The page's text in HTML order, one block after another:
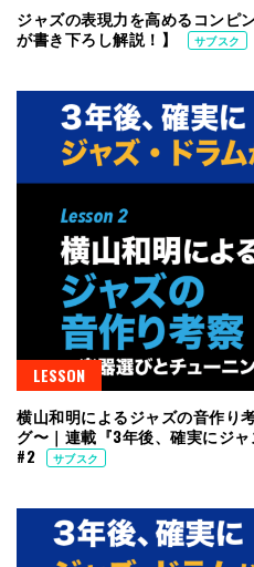
ジャズの表現力を高めるコンピ
が書き下ろし解説！】
サブスク
LESSON
横山和明によるジャズの音作り
グ〜｜連載『3年後、確実にジ
#2
サブスク